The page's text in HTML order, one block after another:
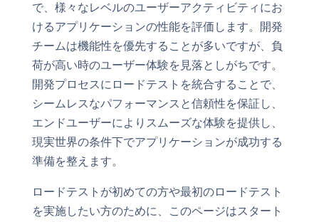
で、様々なレベルのユーザーアクティビティにお
けるアプリケーションの性能を評価します。開発
チームは機能性を優先することが多いですが、負
荷が高い時のユーザー体験を見落としがちです。
開発プロセスにロードテストを統合することで、
シームレスなパフォーマンスと信頼性を保証し、
エンドユーザーによりスムーズな体験を提供し、
現実世界の条件下でアプリケーションが成功する
準備を整えます。
ロードテストが初めての方や最初のロードテスト
を実施したい方のために、このページはスタート